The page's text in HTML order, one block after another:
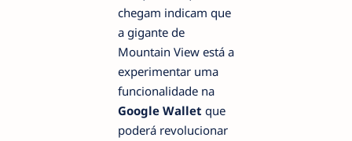
chegam indicam que
a gigante de
Mountain View está a
experimentar uma
funcionalidade na
Google Wallet que
poderá revolucionar